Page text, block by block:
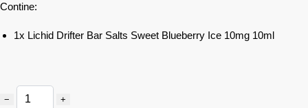
Contine:
1x Lichid Drifter Bar Salts Sweet Blueberry Ice 10mg 10ml
− +